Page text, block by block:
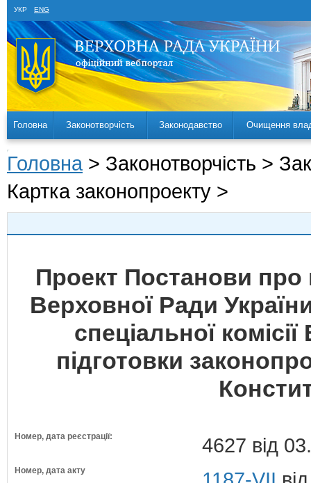
УКР ENG
Головна Законотворчість Законодавство Очищення
Головна > Законотворчість >
Картка законопроекту >
Проект Постанови про
Верховної Ради
спеціальної
підготовки
Номер, дата реєстрації: 4627 від
Номер, дата акту